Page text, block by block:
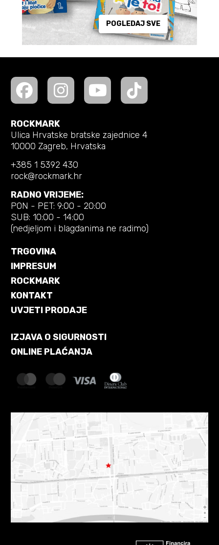
POGLEDAJ SVE
ROCKMARK
Ulica Hrvatske bratske zajednice 4
10000 Zagreb, Hrvatska
+385 1 5392 430
rock@rockmark.hr
RADNO VRIJEME:
PON - PET: 9:00 - 20:00
SUB: 10:00 - 14:00
(nedjeljom i blagdanima ne radimo)
TRGOVINA
IMPRESUM
ROCKMARK
KONTAKT
UVJETI PRODAJE
IZJAVA O SIGURNOSTI
ONLINE PLAĆANJA